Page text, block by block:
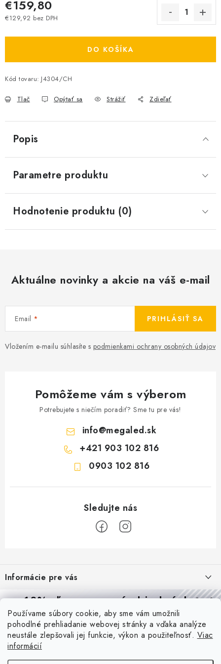
Používame súbory cookie, aby sme vám umožnili
pohodlné prehliadanie webovej stránky a vďaka analýze
neustále zlepšovali jej funkcie, výkon a použiteľnosť. Viac
informácií
€159,80
€129,92 bez DPH
DO KOŠÍKA
Kód tovaru: J4304/CH
Tlač Opýtať sa Strážiť Zdieľať
Popis
Parametre produktu
Hodnotenie produktu (0)
Aktuálne novinky a akcie na váš e-mail
Email
Vložením e-mailu súhlasíte s podmienkami ochrany osobných údajov
PRIHLÁSIŤ SA
Pomôžeme vám s výberom
Potrebujete s niečím poradiť? Sme tu pre vás!
info@megaled.sk
+421 903 102 816
0903 102 816
p
ä
Informácie pre vás
Reklamácie a formulár na odstúpenie od zmluvy
Obchodné podmienky
Podmienky ochrany osobných údajov
O nás - MEGALED & JANTON Zákamenné
Blog
PIR vs. mikrovlnný senzor: ktorý je lepší a kedy ho použiť? +
vysvetlenie daylight senzoru
10% zľavana prvú objednávku
Prihláste sa azískajtezľavu aj praktické tipy,vďaka ktorým
budete svietiť lepšie a platiť menej.